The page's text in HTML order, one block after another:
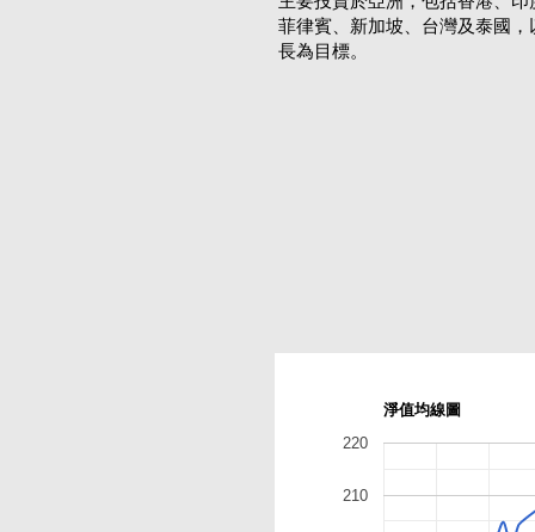
菲律賓、新加坡、台灣及泰國
長為目標。
淨值均線圖
210
220